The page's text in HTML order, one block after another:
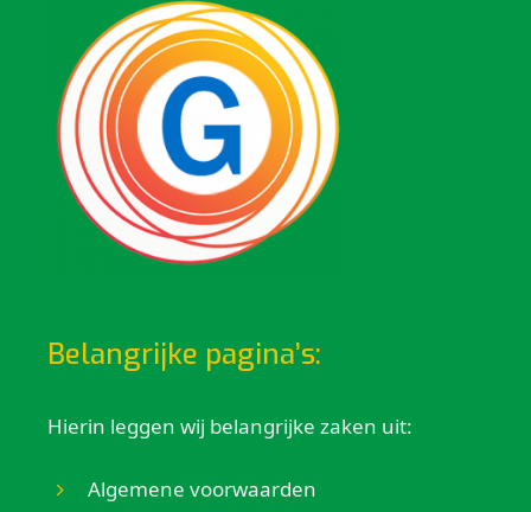
Belangrijke pagina’s:
Hierin leggen wij belangrijke zaken uit:
Algemene voorwaarden